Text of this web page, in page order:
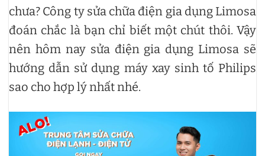
chưa? Công ty sửa chữa điện gia dụng Limosa
đoán chắc là bạn chỉ biết một chút thôi. Vậy
nên hôm nay sửa điện gia dụng Limosa sẽ
hướng dẫn sử dụng máy xay sinh tố Philips
sao cho hợp lý nhất nhé.